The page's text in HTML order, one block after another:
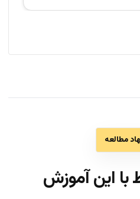
مطالعه
با این آموزش